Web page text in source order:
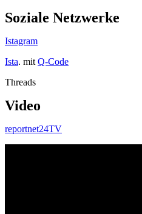
Soziale Netzwerke
Istagram
Ista. mit Q-Code
Threads
Video
reportnet24TV